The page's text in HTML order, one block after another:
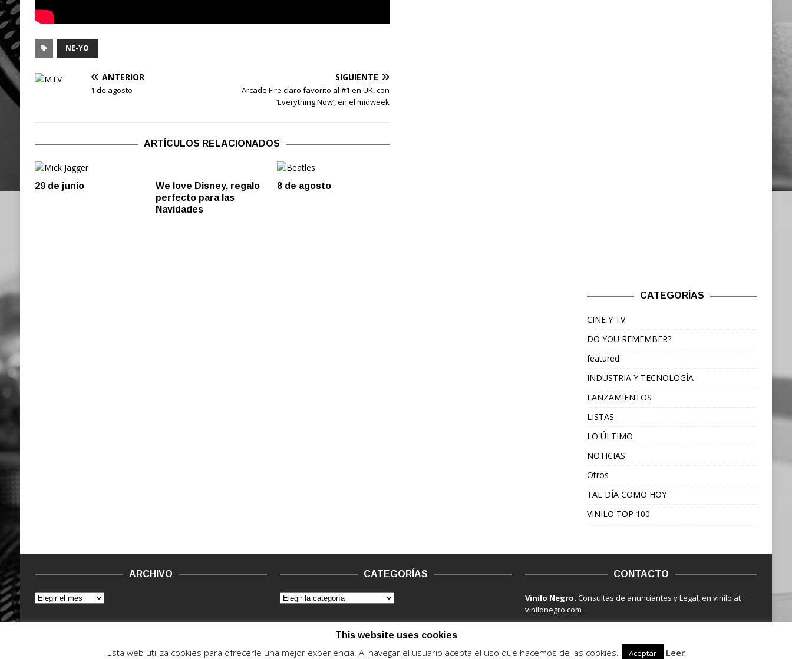
NE-YO
ANTERIOR
1 de agosto
SIGUIENTE
Arcade Fire claro favorito al #1 en UK, con
‘Everything Now’, en el midweek
ARTÍCULOS RELACIONADOS
29 de junio
We love Disney, regalo
perfecto para las
Navidades
8 de agosto
CATEGORÍAS
CINE Y TV
DO YOU REMEMBER?
featured
INDUSTRIA Y TECNOLOGÍA
LANZAMIENTOS
LISTAS
LO ÚLTIMO
NOTICIAS
Otros
TAL DÍA COMO HOY
VINILO TOP 100
ARCHIVO CATEGORÍAS CONTACTO
Vinilo Negro.Consultas de anunciantes y Legal, en vinilo at
vinilonegro.com
This website uses cookies
Esta web utiliza cookies para ofrecerle una mejor experiencia. Al navegar el usuario acepta el uso que hacemos de las cookies. Aceptar Leer